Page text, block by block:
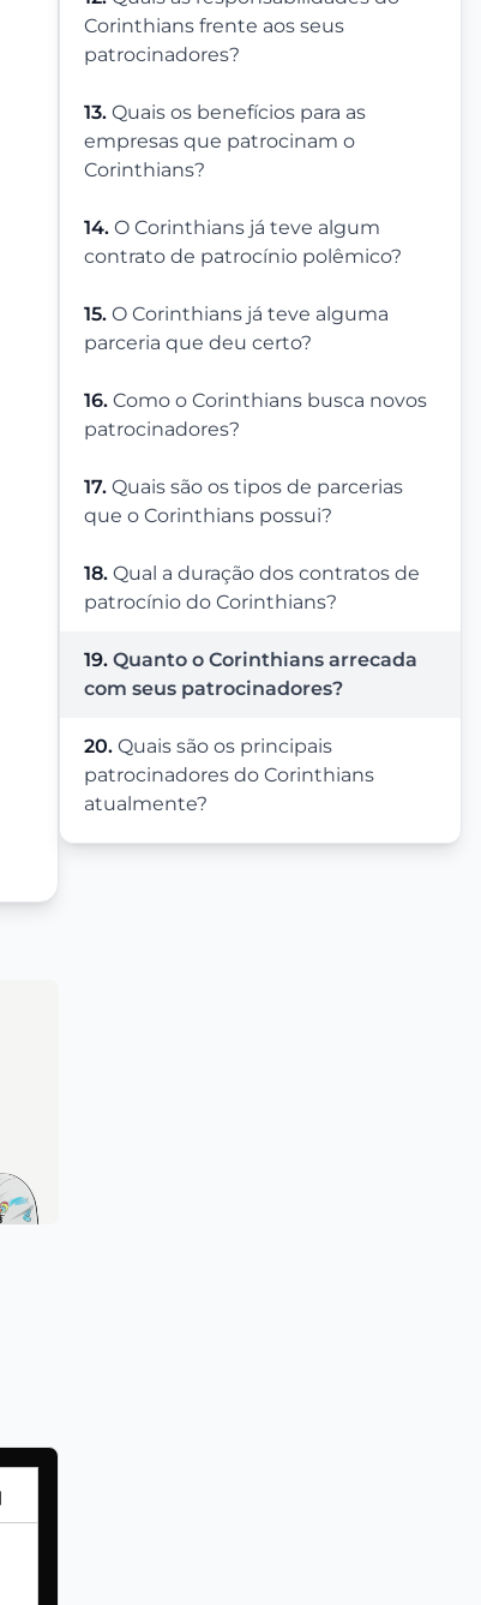
Corinthians frente aos seus
patrocinadores?
13. Quais os benefícios para as
empresas que patrocinam o
Corinthians?
14. O Corinthians já teve algum
contrato de patrocínio polêmico?
15. O Corinthians já teve alguma
parceria que deu certo?
16. Como o Corinthians busca novos
patrocinadores?
17. Quais são os tipos de parcerias
que o Corinthians possui?
18. Qual a duração dos contratos de
patrocínio do Corinthians?
19. Quanto o Corinthians arrecada
com seus patrocinadores?
20. Quais são os principais
patrocinadores do Corinthians
atualmente?